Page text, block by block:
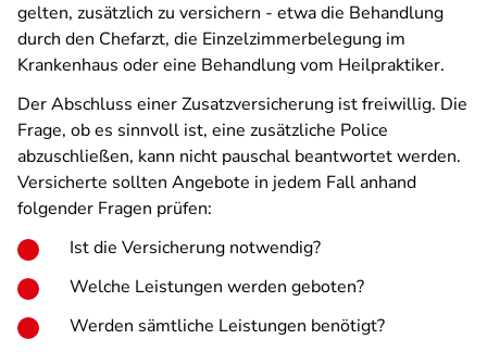
gelten, zusätzlich zu versichern - etwa die Behandlung
durch den Chefarzt, die Einzelzimmerbelegung im
Krankenhaus oder eine Behandlung vom Heilpraktiker.
Der Abschluss einer Zusatzversicherung ist freiwillig. Die
Frage, ob es sinnvoll ist, eine zusätzliche Police
abzuschließen, kann nicht pauschal beantwortet werden.
Versicherte sollten Angebote in jedem Fall anhand
folgender Fragen prüfen:
Ist die Versicherung notwendig?
Welche Leistungen werden geboten?
Werden sämtliche Leistungen benötigt?